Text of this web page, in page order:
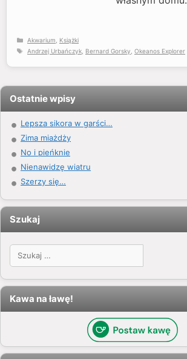
Kategorie
Akwarium
Książki
Tagi
Andrzej Urbańczyk Bernard Gorsky Okeanos Explorer
Ostatnie wpisy
Lepsza sikora w garści…
Zima miażdży
No i pieńknie
Nienawidzę wiatru
Szerzy się…
Szukaj
Szukaj:
Kawa na ławę!